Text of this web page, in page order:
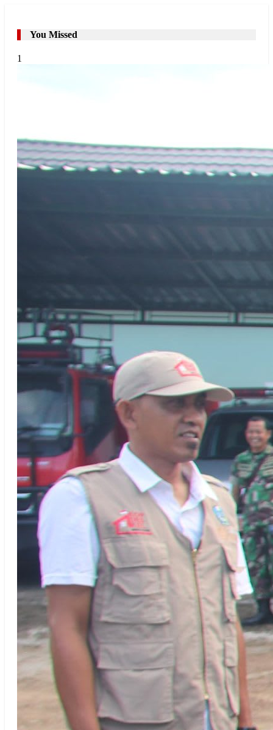
You Missed
1